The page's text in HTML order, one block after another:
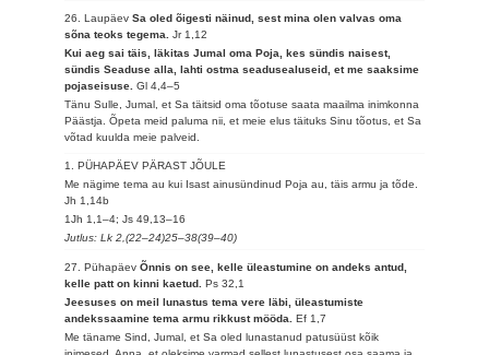
26. LaupäevSa oled õigesti näinud, sest mina olen valvas oma
sõna teoks tegema.Jr 1,12
Kui aeg sai täis, läkitas Jumal oma Poja, kes sündis naisest,
sündis Seaduse alla, lahti ostma seadusealuseid, et me saaksime
pojaseisuse.Gl 4,4–5
Tänu Sulle, Jumal, et Sa täitsid oma tõotuse saata maailma inimkonna
Päästja. Õpeta meid paluma nii, et meie elus täituks Sinu tõotus, et Sa
võtad kuulda meie palveid.
1. PÜHAPÄEV PÄRAST JÕULE
Me nägime tema au kui Isast ainusündinud Poja au, täis armu ja tõde.
Jh 1,14b
1Jh 1,1–4; Js 49,13–16
Jutlus: Lk 2,(22–24)25–38(39–40)
27. PühapäevÕnnis on see, kelle üleastumine on andeks antud,
kelle patt on kinni kaetud.Ps 32,1
Jeesuses on meil lunastus tema vere läbi, üleastumiste
andekssaamine tema armu rikkust mööda.Ef 1,7
Me täname Sind, Jumal, et Sa oled lunastanud patusüüst kõik